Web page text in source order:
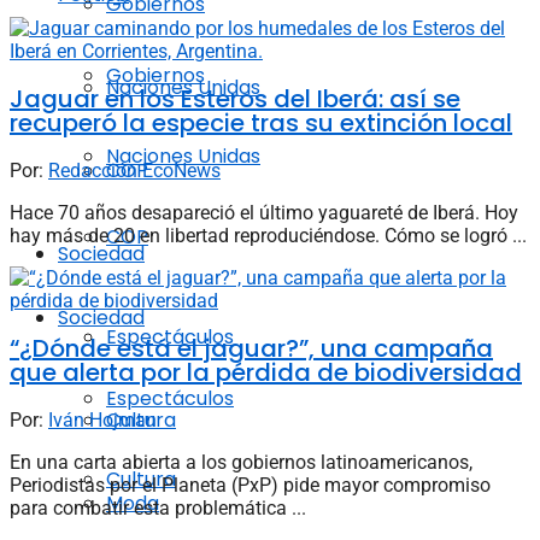
Naciones Unidas
COP
Sociedad
Espectáculos
Cultura
Moda
Gobiernos
Naciones Unidas
COP
Sociedad
Espectáculos
Cultura
Jaguar en los Esteros del Iberá: así se
recuperó la especie tras su extinción local
Por: Redacción EcoNews
Hace 70 años desapareció el último yaguareté de Iberá. Hoy
hay más de 20 en libertad reproduciéndose. Cómo se logró ...
“¿Dónde está el jaguar?”, una campaña
que alerta por la pérdida de biodiversidad
Por: Iván Hojman
En una carta abierta a los gobiernos latinoamericanos,
Periodistas por el Planeta (PxP) pide mayor compromiso
para combatir esta problemática ...